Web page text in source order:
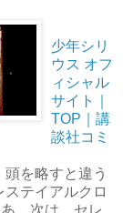
少年シリ
ウス オフ
ィシャル
サイト｜
TOP｜講
談社コミ
を略すと違う
テイアルクロ